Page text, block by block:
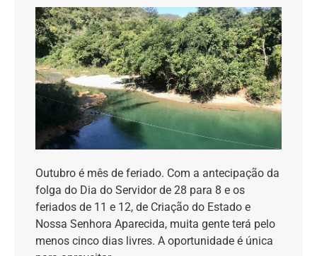
Outubro é mês de feriado. Com a antecipação da
folga do Dia do Servidor de 28 para 8 e os
feriados de 11 e 12, de Criação do Estado e
Nossa Senhora Aparecida, muita gente terá pelo
menos cinco dias livres. A oportunidade é única